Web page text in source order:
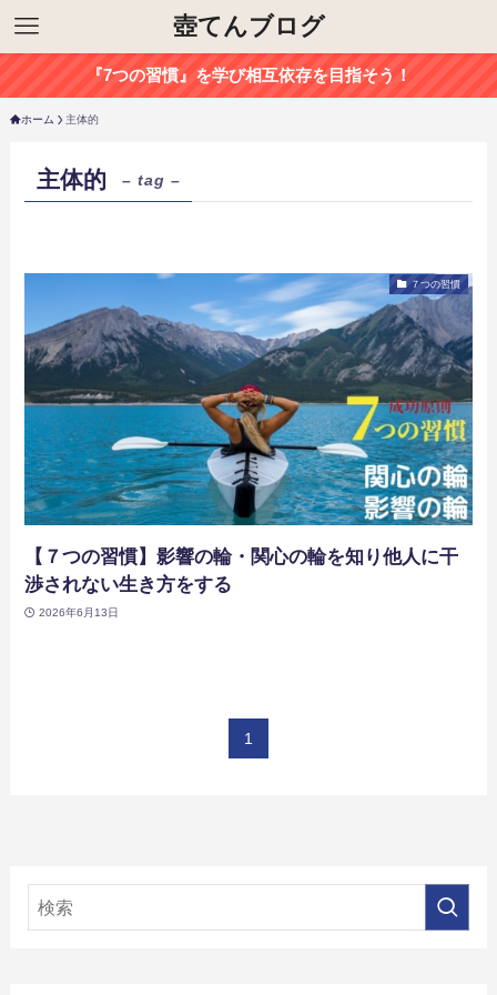
壺てんブログ
『7つの習慣』を学び相互依存を目指そう！
ホーム 主体的
主体的 – tag –
７つの習慣
【７つの習慣】影響の輪・関心の輪を知り他人に干
渉されない生き方をする
2026年6月13日
1